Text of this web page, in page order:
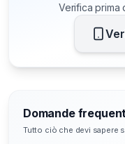
Verifica prima
Domande
Tutto ciò che devi sapere